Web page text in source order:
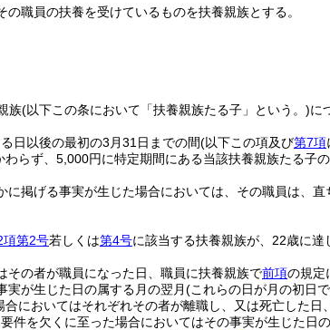
職員の扶養を受けているものを扶養親族とする。
族(以下この条において「扶養親族たる子」という。)に
日以後の最初の3月31日までの間(以下この項及び第7項
わらず、5,000円に特定期間にある当該扶養親族たる子
に掲げる事実が生じた場合においては、その職員は、直
項第2号若しくは第4号に該当する扶養親族が、22歳に達
の者が職員になった日、職員に扶養親族で前項の規定
実が生じた日の属する月の翌月(これらの日が月の初日
においてはそれぞれその者が離職し、又は死亡した日
件を欠くに至った場合においてはその事実が生じた日